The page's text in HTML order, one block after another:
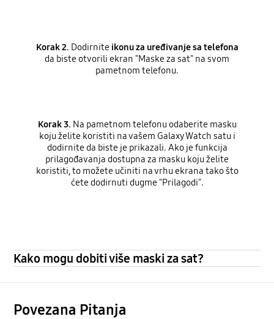
Korak 2. Dodirnite ikonu za uređivanje sa telefona
da biste otvorili ekran "Maske za sat" na svom
pametnom telefonu.
Korak 3. Na pametnom telefonu odaberite masku
koju želite koristiti na vašem Galaxy Watch satu i
dodirnite da biste je prikazali. Ako je funkcija
prilagođavanja dostupna za masku koju želite
koristiti, to možete učiniti na vrhu ekrana tako što
ćete dodirnuti dugme "Prilagodi".
Kako mogu dobiti više maski za sat?
Povezana Pitanja